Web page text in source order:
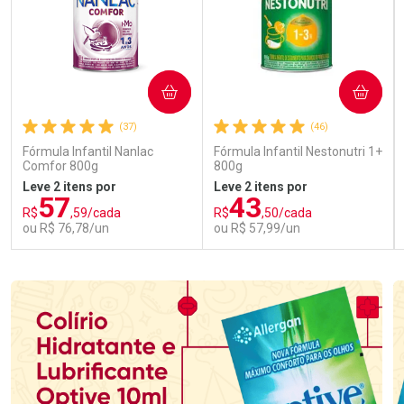
(37)
Fórmula Infantil Nanlac
Comfor 800g
Leve 2 itens por
R$57,59/cada
ou R$ 76,78/un
COMPRAR
(46)
Fórmula Infantil Nestonutri 1+
800g
Leve 2 itens por
R$43,50/cada
ou R$ 57,99/un
COMPRAR
Laboratório
Por Menos